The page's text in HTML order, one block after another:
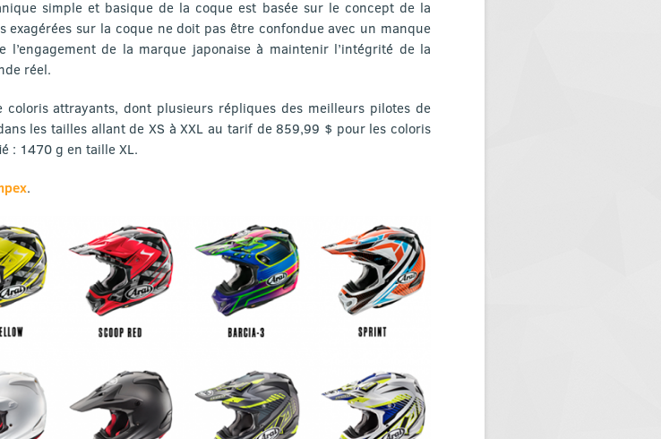
simple et basique de la coque est basée sur le concept de la
exagérées sur la coque ne doit pas être confondue avec un manque
l’engagement de la marque japonaise à maintenir l’intégrité de la
réel.
coloris attrayants, dont plusieurs répliques des meilleurs pilotes de
les tailles allant de XS à XXL au tarif de 859,99 $ pour les coloris
: 1470 g en taille XL.
.